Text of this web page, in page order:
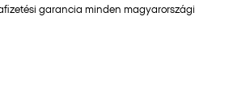
garancia minden magyarországi